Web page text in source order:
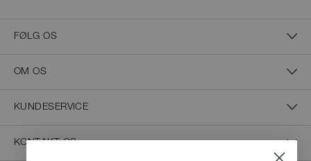
FØLG OS
OM OS
KUNDESERVICE
KONTAKT OS